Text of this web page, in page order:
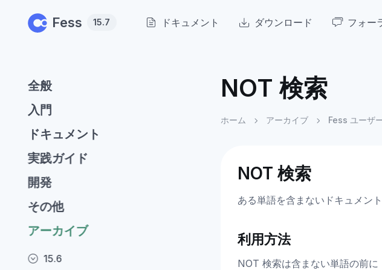
Fess 15.7 ドキュメント ダウンロード フォー
全般
入門
ドキュメント
実践ガイド
開発
その他
アーカイブ
15.6
NOT 検索
ホーム アーカイブ Fess ユーザ
NOT 検索
ある単語を含まないドキュメン
利用方法
NOT 検索は含まない単語の前